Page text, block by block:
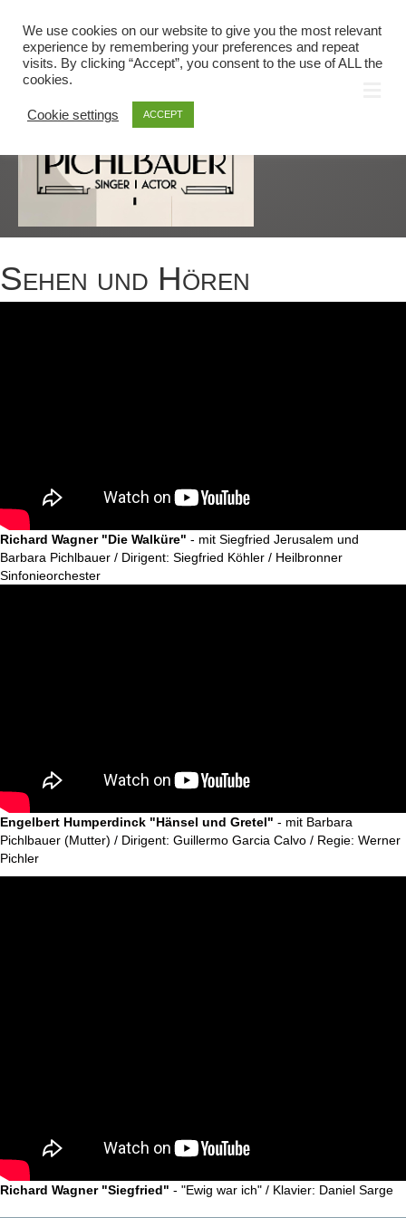
KONTAKT /HOME
Sehen und Hören
Richard Wagner "Die Walküre" - mit Siegfried Jerusalem und
Barbara Pichlbauer / Dirigent: Siegfried Köhler / Heilbronner
Sinfonieorchester
Engelbert Humperdinck "Hänsel und Gretel" - mit Barbara
Pichlbauer (Mutter) / Dirigent: Guillermo Garcia Calvo / Regie: Werner
Pichler
Richard Wagner "Siegfried" - "Ewig war ich" / Klavier: Daniel Sarge
We use cookies on our website to give you the most relevant
experience by remembering your preferences and repeat
visits. By clicking “Accept”, you consent to the use of ALL the
cookies.
Cookie settings ACCEPT